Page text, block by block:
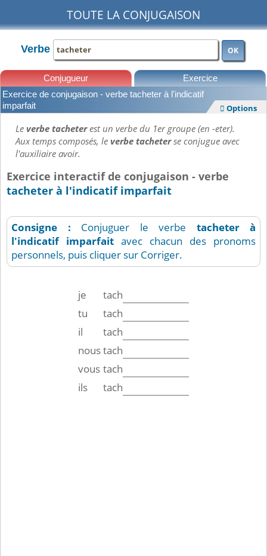
TOUTE LA CONJUGAISON
Verbe OK
Conjugueur Exercice
Leçons
Exercice de conjugaison - verbe tacheter à l'indicatif
imparfait
 Options
Leverbe tacheterest un verbe du 1er groupe (en -eter).
Aux temps composés, leverbe tacheterse conjugue avec
l'auxiliaire avoir.
Exercice interactif de conjugaison - verbe
tacheter à l'indicatif imparfait
Consigne : Conjuguer le verbe tacheter
à
l'indicatif imparfait avec chacun des pronoms
personnels, puis cliquer sur Corriger.
je
tach
tu
tach
il
tach
noustach
vous tach
ils
tach